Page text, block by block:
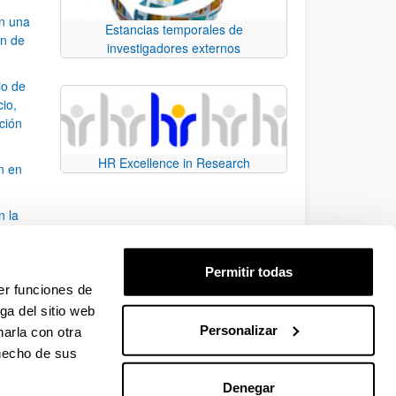
funciones de
del sitio web
con otra
de sus
Permitir todas
Personalizar
Denegar
una
de
de
en
la
desplazarse.
Estancias temporales de
investigadores externos
HR Excellence in Research